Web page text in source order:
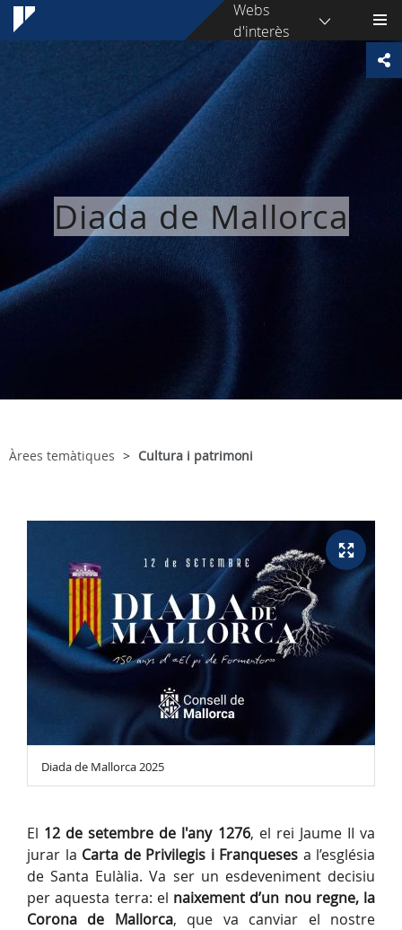
Webs
d'interès
Diada de Mallorca
Àrees temàtiques Cultura i patrimoni
Diada de Mallorca 2025
El 12 de setembre de l'any 1276, el rei Jaume II va
jurar la Carta de Privilegis i Franqueses a l’església
de Santa Eulàlia. Va ser un esdeveniment decisiu
per aquesta terra: el naixement d’un nou regne, la
Corona de Mallorca, que va canviar el nostre